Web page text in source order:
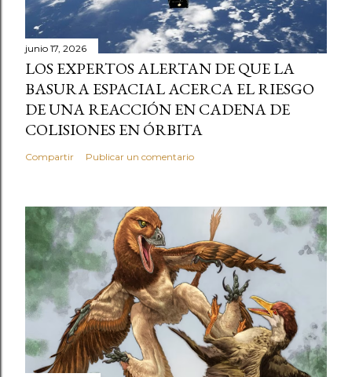
junio 17, 2026
LOS EXPERTOS ALERTAN DE QUE LA
BASURA ESPACIAL ACERCA EL RIESGO
DE UNA REACCIÓN EN CADENA DE
COLISIONES EN ÓRBITA
Compartir Publicar un comentario